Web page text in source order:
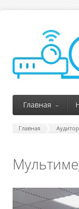
Главная
Главная